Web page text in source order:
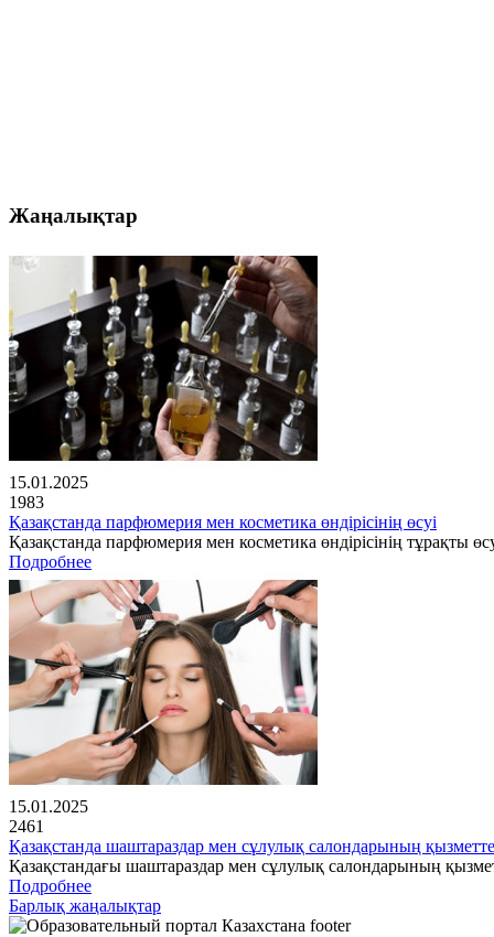
Жаңалықтар
15.01.2025
1983
Қазақстанда парфюмерия мен косметика өндірісінің өсуі
Қазақстанда парфюмерия мен косметика өндірісінің тұрақты
Подробнее
15.01.2025
2461
Қазақстанда шаштараздар мен сұлулық салондарының
Қазақстандағы шаштараздар мен сұлулық салондарының
Подробнее
Барлық жаңалықтар